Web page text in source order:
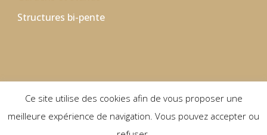
Structures bi-pente
Ce site utilise des cookies afin de vous proposer une
meilleure expérience de navigation. Vous pouvez accepter ou